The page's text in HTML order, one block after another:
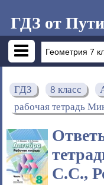
ГДЗ от
ГДЗ 8 класс
рабочая тетрадь
С.С.,